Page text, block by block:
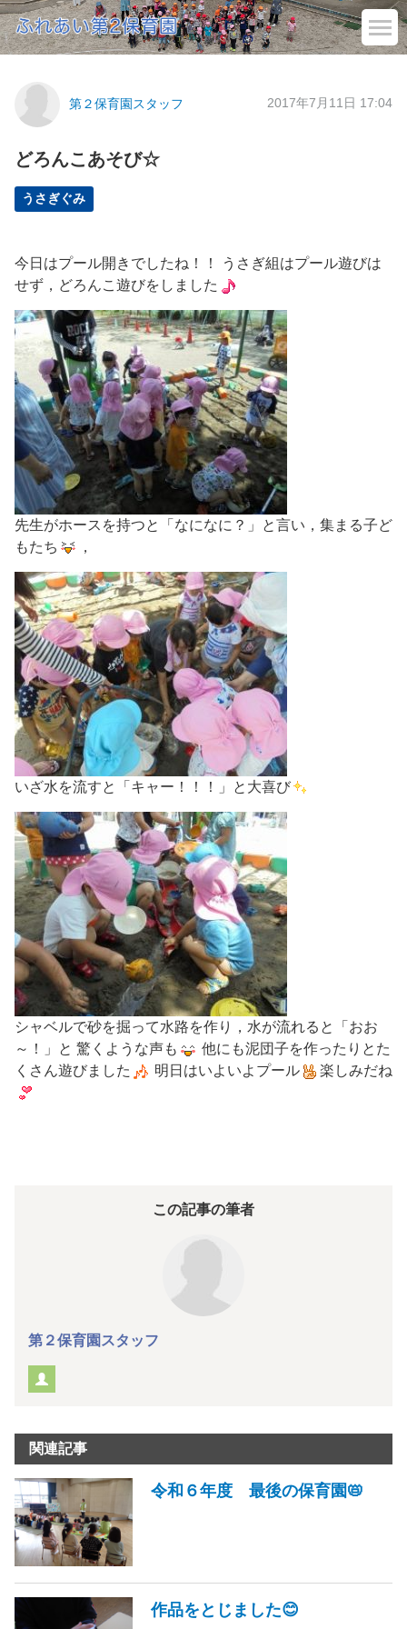
第２保育園スタッフ 2017年7月11日 17:04
どろんこあそび☆
うさぎぐみ
今日はプール開きでしたね！！ うさぎ組はプール遊びは
せず，どろんこ遊びをしました
先生がホースを持つと「なになに？」と言い，集まる子ど
もたち
，
いざ水を流すと「キャー！！！」と大喜び
シャベルで砂を掘って水路を作り，水が流れると「おお
～！」と 驚くような声も
他にも泥団子を作ったりとた
くさん遊びました
明日はいよいよプール 楽しみだね
この記事の筆者
第２保育園スタッフ
関連記事
令和６年度 最後の保育園📛
作品をとじました😊